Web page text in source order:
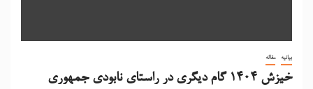
بیانیه مقاله
خیزش 1404 گام دیگری در راستای نابودی جمهوری